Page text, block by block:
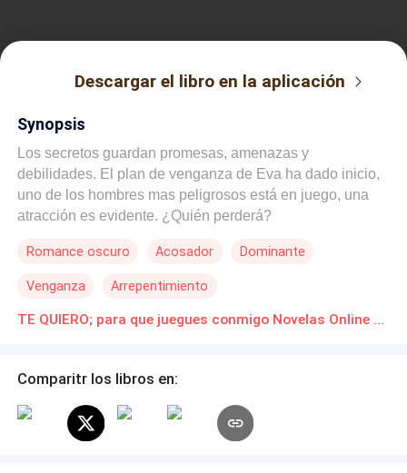
Descargar el libro en la aplicación
Synopsis
Los secretos guardan promesas, amenazas y
debilidades. El plan de venganza de Eva ha dado inicio,
uno de los hombres mas peligrosos está en juego, una
atracción es evidente. ¿Quién perderá?
Romance oscuro Acosador Dominante
Venganza Arrepentimiento
TE QUIERO; para que juegues conmigo Novelas Online Descarga gratuita de PDF
Comparitr los libros en: